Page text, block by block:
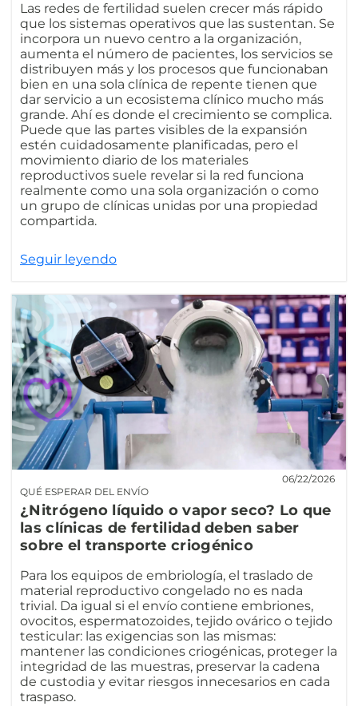
Las redes de fertilidad suelen crecer más rápido
que los sistemas operativos que las sustentan. Se
incorpora un nuevo centro a la organización,
aumenta el número de pacientes, los servicios se
distribuyen más y los procesos que funcionaban
bien en una sola clínica de repente tienen que
dar servicio a un ecosistema clínico mucho más
grande. Ahí es donde el crecimiento se complica.
Puede que las partes visibles de la expansión
estén cuidadosamente planificadas, pero el
movimiento diario de los materiales
reproductivos suele revelar si la red funciona
realmente como una sola organización o como
un grupo de clínicas unidas por una propiedad
compartida.
Seguir leyendo
QUÉ ESPERAR DEL ENVÍO
06/22/2026
¿Nitrógeno líquido o vapor seco? Lo que
las clínicas de fertilidad deben saber
sobre el transporte criogénico
Para los equipos de embriología, el traslado de
material reproductivo congelado no es nada
trivial. Da igual si el envío contiene embriones,
ovocitos, espermatozoides, tejido ovárico o tejido
testicular: las exigencias son las mismas:
mantener las condiciones criogénicas, proteger la
integridad de las muestras, preservar la cadena
de custodia y evitar riesgos innecesarios en cada
traspaso.